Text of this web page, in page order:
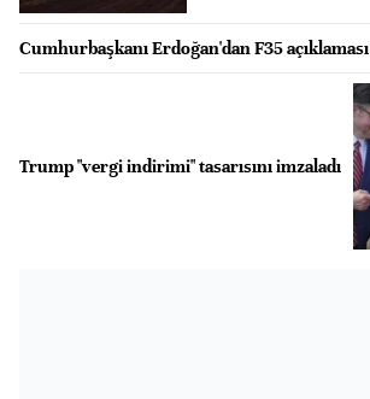
Cumhurbaşkanı Erdoğan'dan F35 açıklaması
Trump "vergi indirimi" tasarısını imzaladı